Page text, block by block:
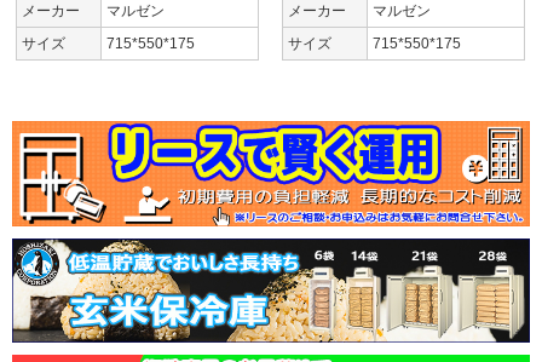
メーカー
マルゼン
サイズ
715*550*175
メーカー
マルゼン
サイズ
715*550*175